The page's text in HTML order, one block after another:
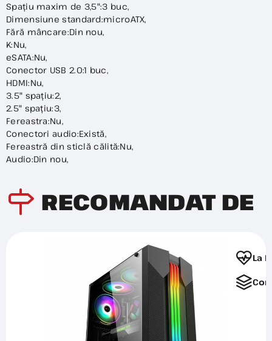
Spațiu maxim de 3,5":3 buc,
Dimensiune standard:microATX,
Fără mâncare:Din nou,
K:Nu,
eSATA:Nu,
Conector USB 2.0:1 buc,
HDMI:Nu,
3.5" spațiu:2,
2.5" spațiu:3,
Fereastra:Nu,
Conectori audio:Există,
Fereastră din sticlă călită:Nu,
Audio:Din nou,
RECOMANDAT DE
La